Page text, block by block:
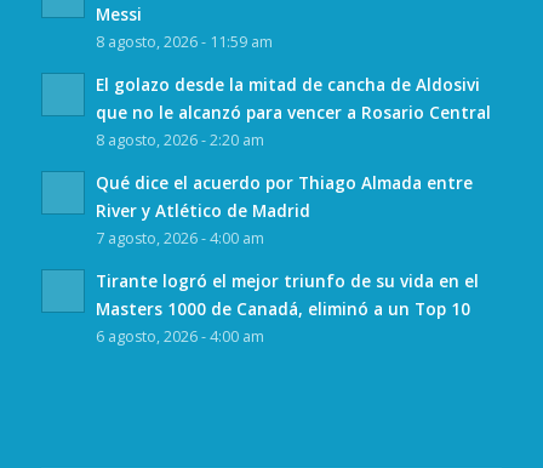
Messi
8 agosto, 2026 - 11:59 am
El golazo desde la mitad de cancha de Aldosivi
que no le alcanzó para vencer a Rosario Central
8 agosto, 2026 - 2:20 am
Qué dice el acuerdo por Thiago Almada entre
River y Atlético de Madrid
7 agosto, 2026 - 4:00 am
Tirante logró el mejor triunfo de su vida en el
Masters 1000 de Canadá, eliminó a un Top 10
6 agosto, 2026 - 4:00 am